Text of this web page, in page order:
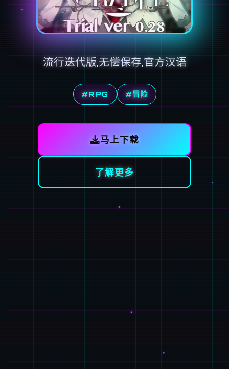
流行迭代版,无偿保存,官方汉语
#RPG #冒险
马上下载
了解更多